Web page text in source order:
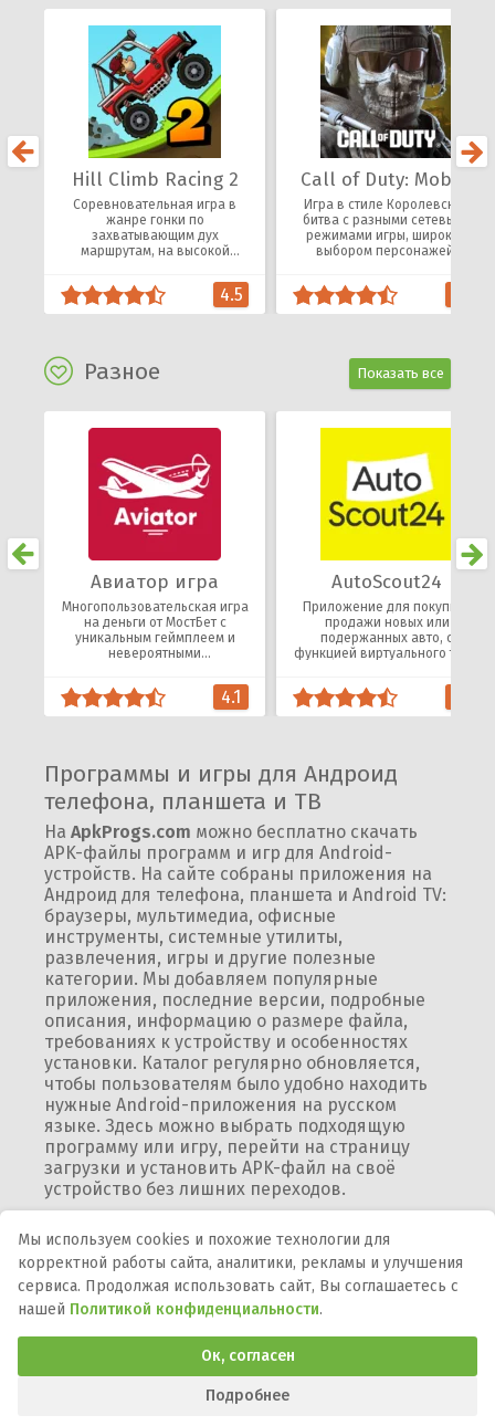
Hill Climb Racing 2
Соревновательная игра в
жанре гонки по
захватывающим дух
маршрутам, на высокой
и наградами.
4.5
Call of Duty: Mobile
Игра в стиле Королевская
битва с разными сетевыми
режимами игры, широким
выбором персонажей,
Разное Показать все
Авиатор игра
Многопользовательская игра
на деньги от МостБет с
уникальным геймплеем и
невероятными
4.1
AutoScout24
Приложение для покупки/
продажи новых или
подержанных авто, с
функцией виртуального тест-
дилеров.
Программы и игры для Андроид
телефона, планшета и ТВ
На ApkProgs.com можно бесплатно скачать
APK-файлы программ и игр для Android-
устройств. На сайте собраны приложения на
Андроид для телефона, планшета и Android TV:
браузеры, мультимедиа, офисные
инструменты, системные утилиты,
развлечения, игры и другие полезные
категории. Мы добавляем популярные
приложения, последние версии, подробные
описания, информацию о размере файла,
требованиях к устройству и особенностях
установки. Каталог регулярно обновляется,
чтобы пользователям было удобно находить
нужные Android-приложения на русском
языке. Здесь можно выбрать подходящую
программу или игру, перейти на страницу
загрузки и установить APK-файл на своё
устройство без лишних переходов.
Мы в соцсетях:
DMCA Правообладателям
Политика
конфиденциальности
Обратная связь
Программы и игры для телефона, планшета и ТВ на Андроид.
APK-файлы, описания, версии, обновления и загрузка.
Мы используем cookies и похожие технологии для
корректной работы сайта, аналитики, рекламы и улучшения
сервиса. Продолжая использовать сайт, Вы соглашаетесь с
нашей Политикой конфиденциальности.
Ок, согласен
Подробнее